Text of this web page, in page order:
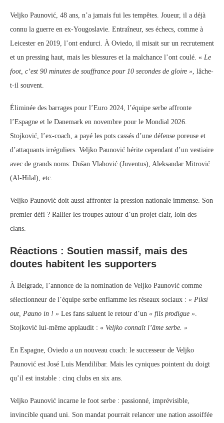
Veljko Paunović, 48 ans, n’a jamais fui les tempêtes. Joueur, il a déjà
connu la guerre en ex-Yougoslavie. Entraîneur, ses échecs, comme à
Leicester en 2019, l’ont endurci. À Oviedo, il misait sur un recrutement
et un pressing haut, mais les blessures et la malchance l’ont coulé. « Le
foot, c’est 90 minutes de souffrance pour 10 secondes de gloire », lâche-
t-il souvent.
Éliminée des barrages pour l’Euro 2024, l’équipe serbe affronte
l’Espagne et le Danemark en novembre pour le Mondial 2026.
Stojković, l’ex-coach, a payé les pots cassés d’une défense poreuse et
d’attaquants irréguliers. Veljko Paunović hérite cependant d’un vestiaire
avec de grands noms: Dušan Vlahović (Juventus), Aleksandar Mitrović
(Al-Hilal), etc.
Veljko Paunović doit aussi affronter la pression nationale immense. Son
premier défi ? Rallier les troupes autour d’un projet clair, loin des
clans.
Réactions : Soutien massif, mais des
doutes habitent les supporters
À Belgrade, l’annonce de la nomination de Veljko Paunović comme
sélectionneur de l’équipe serbe enflamme les réseaux sociaux : « Piksi
out, Pauno in ! » Les fans saluent le retour d’un « fils prodigue ».
Stojković lui-même applaudit : « Veljko connaît l’âme serbe. »
En Espagne, Oviedo a un nouveau coach: le successeur de Veljko
Paunović est José Luis Mendilibar. Mais les cyniques pointent du doigt
qu’il est instable : cinq clubs en six ans.
Veljko Paunović incarne le foot serbe : passionné, imprévisible,
invincible quand uni. Son mandat pourrait relancer une nation assoiffée